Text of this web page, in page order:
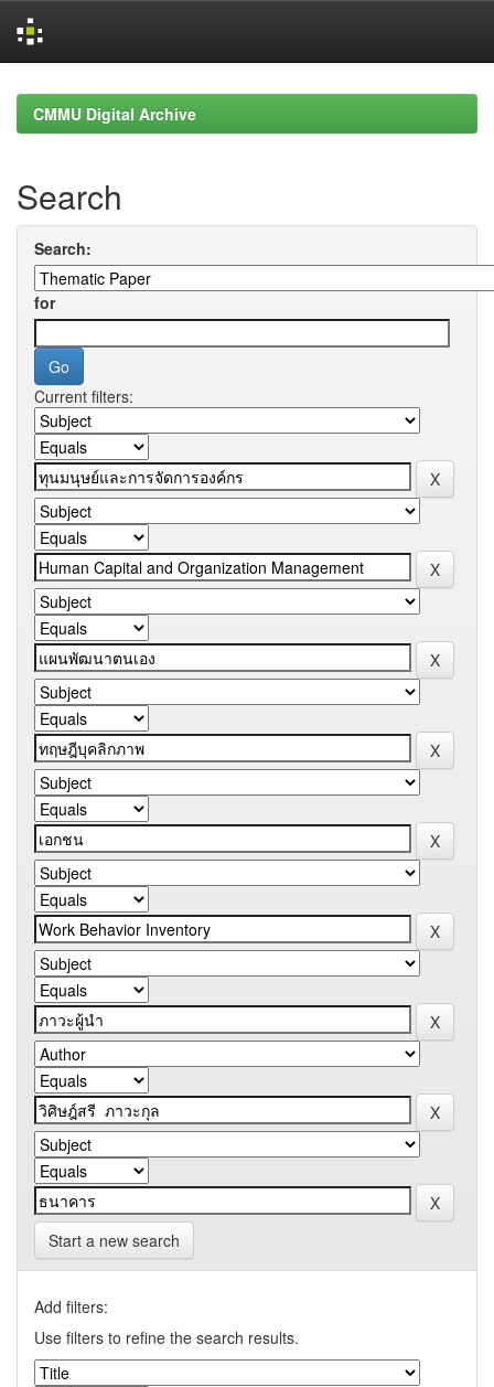
navigationCMMU Digital Archive
Search
Search:
for
Current filters:
Start a new search
Add filters:
Use filters to refine the search results.